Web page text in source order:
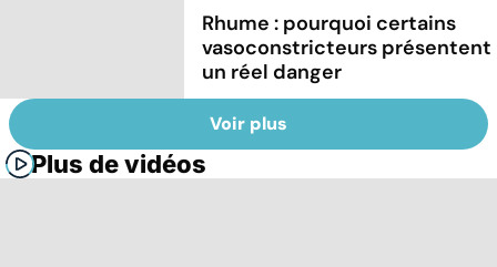
Rhume : pourquoi certains
vasoconstricteurs présentent
un réel danger
Voir plus
Plus de vidéos